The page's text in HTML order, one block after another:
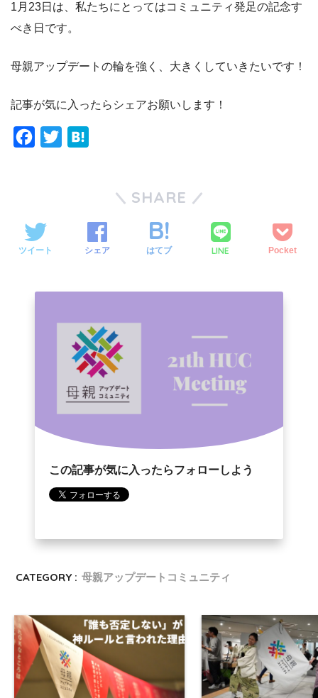
1月23日は、私たちにとってはコミュニティ発足の記念す
べき日です。
母親アップデートの輪を強く、大きくしていきたいです！
記事が気に入ったらシェアお願いします！
b
o
n
a
SHARE
ツイート シェア はてブ LINE Pocket
この記事が気に入ったらフォローしよう
CATEGORY : 母親アップデートコミュニティ